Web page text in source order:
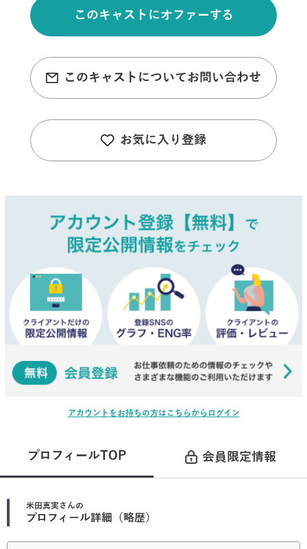
このキャストにオファーする
このキャストについてお問い合わせ
お気に入り登録
アカウントをお持ちの方はこちらからログイン
プロフィールTOP 会員限定情報
米田真実さんの
プロフィール詳細（略歴）